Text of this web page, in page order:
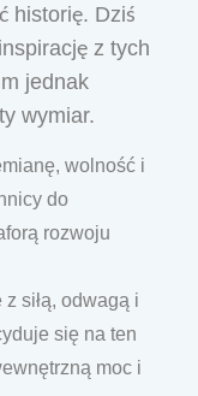
historię. Dziś
z tych
jednak
wymiar.
wolność i
do
rozwoju
siłą, odwagą i
się na ten
moc i